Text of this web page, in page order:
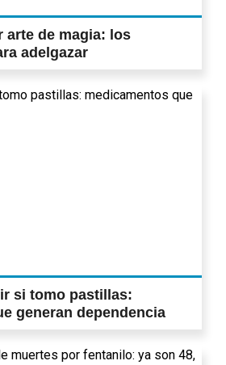
arte de magia: los
adelgazar
si tomo pastillas:
generan dependencia